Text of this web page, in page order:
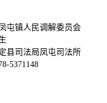
屯镇人民调解委员会
县司法局凤屯司法所
5371148